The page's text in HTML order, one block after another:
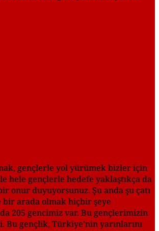
gençlerle yol yürümek bizler için
hele gençlerle hedefe yaklaştıkça da
onur duyuyorsunuz. Şu anda şu çatı
bir arada olmak hiçbir şeye
205 gencimiz var. Bu gençlerimizin
Bu gençlik, Türkiye'nin yarınlarını